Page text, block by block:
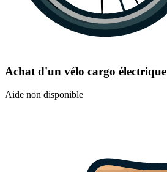
Achat d'un vélo cargo électrique
Aide non disponible